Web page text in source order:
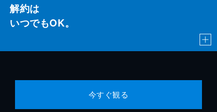
解約は
いつでもOK。
今すぐ観る